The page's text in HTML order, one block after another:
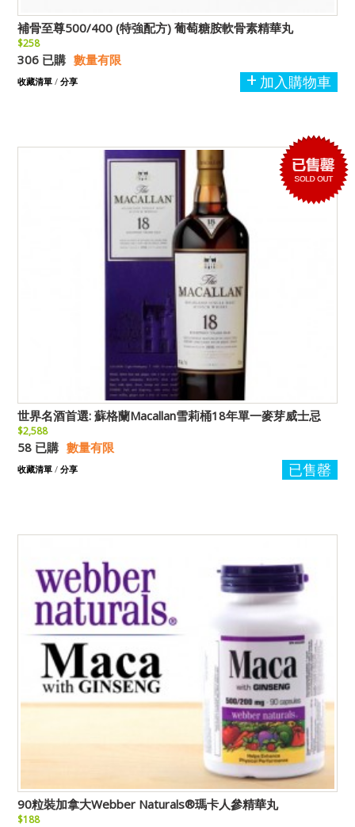
補骨至尊500/400 (特強配方) 葡萄糖胺軟骨素精華丸
$258
306 已購 數量有限
加入購物車
收藏清單 / 分享
世界名酒首選: 蘇格蘭Macallan雪莉桶18年單一麥芽威士忌
$2,588
58 已購 數量有限
已售罄
收藏清單 / 分享
90粒裝加拿大Webber Naturals®瑪卡人參精華丸
$188